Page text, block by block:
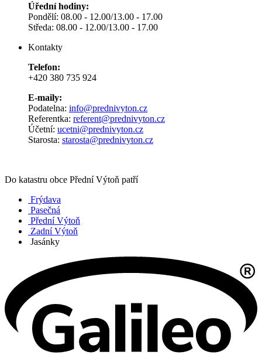
Úřední hodiny:
Pondělí: 08.00 - 12.00/13.00 - 17.00
Středa: 08.00 - 12.00/13.00 - 17.00
Kontakty
Telefon:
+420 380 735 924
E-maily:
Podatelna: info@prednivyton.cz
Referentka: referent@prednivyton.cz
Účetní: ucetni@prednivyton.cz
Starosta: starosta@prednivyton.cz
Do katastru obce Přední Výtoň patří
Frýdava
Pasečná
Přední Výtoň
Zadní Výtoň
Jasánky